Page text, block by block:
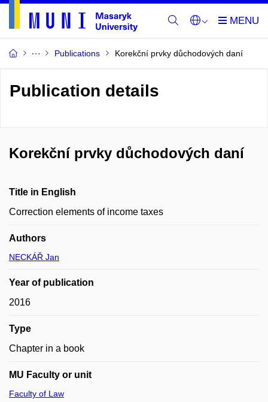
Publications Korekční prvky důchodových daní
Publication details
Korekční prvky důchodových daní
Title in English
Correction elements of income taxes
Authors
NECKÁŘ Jan
Year of publication
2016
Type
Chapter in a book
MU Faculty or unit
Faculty of Law